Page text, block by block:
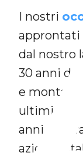
I nostri
approntati
dal nostro
30 anni di
e
anni di
aziende